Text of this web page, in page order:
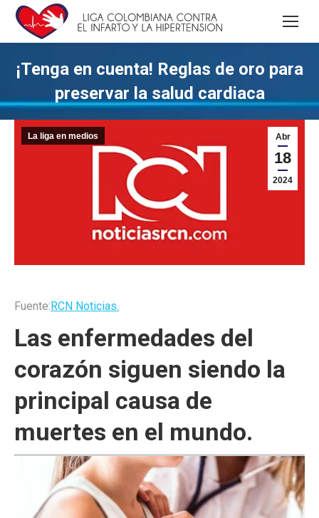
¡Tenga en cuenta! Reglas de oro para
preservar la salud cardiaca
Abr
18
2024
La liga en medios
Fuente:RCN Noticias.
Las enfermedades del
corazón siguen siendo la
principal causa de
muertes en el mundo.